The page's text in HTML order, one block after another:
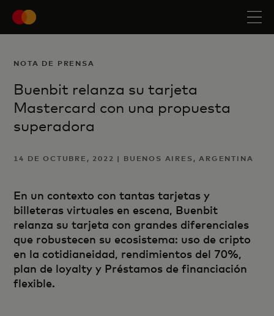
NOTA DE PRENSA
Buenbit relanza su tarjeta
Mastercard con una propuesta
superadora
14 DE OCTUBRE, 2022 | BUENOS AIRES, ARGENTINA
En un contexto con tantas tarjetas y
billeteras virtuales en escena, Buenbit
relanza su tarjeta con grandes diferenciales
que robustecen su ecosistema: uso de cripto
en la cotidianeidad, rendimientos del 70%,
plan de loyalty y Préstamos de financiación
flexible.